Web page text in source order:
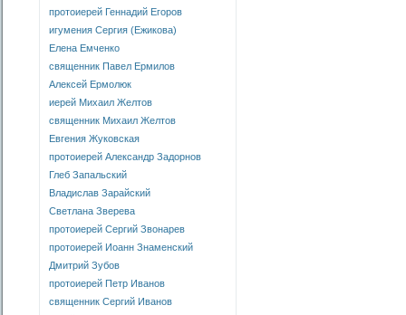
протоиерей Геннадий Егоров
игумения Сергия (Ежикова)
Елена Емченко
священник Павел Ермилов
Алексей Ермолюк
иерей Михаил Желтов
священник Михаил Желтов
Евгения Жуковская
протоиерей Александр Задорнов
Глеб Запальский
Владислав Зарайский
Светлана Зверева
протоиерей Сергий Звонарев
протоиерей Иоанн Знаменский
Дмитрий Зубов
протоиерей Петр Иванов
священник Сергий Иванов